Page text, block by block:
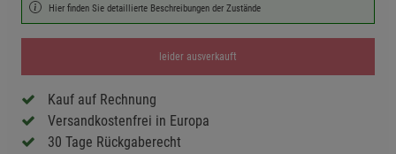
Hier finden Sie detaillierte Beschreibungen der Zustände
leider ausverkauft
Kauf auf Rechnung
Versandkostenfrei in Europa
30 Tage Rückgaberecht